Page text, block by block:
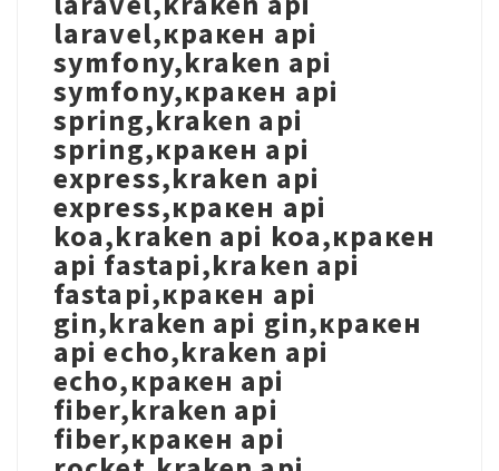
laravel,кракен api
symfony,kraken api
symfony,кракен api
spring,kraken api
spring,кракен api
express,kraken api
express,кракен api
koa,kraken api koa,кракен
api fastapi,kraken api
fastapi,кракен api
gin,kraken api gin,кракен
api echo,kraken api
echo,кракен api
fiber,kraken api
fiber,кракен api